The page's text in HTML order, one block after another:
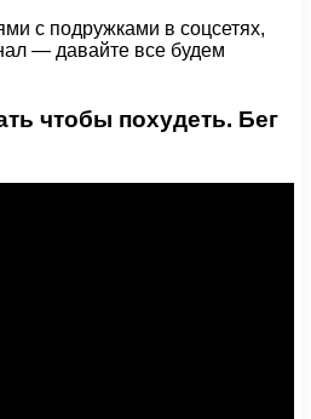
с подружками в соцсетях,
— давайте все будем
чтобы похудеть. Бег